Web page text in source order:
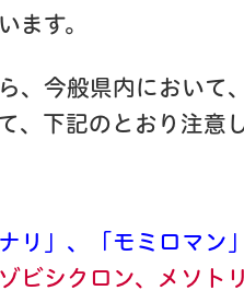
ます。
、今般県内において
、下記のとおり注意
ナリ」、「モミロマン
ビシクロン、メソト